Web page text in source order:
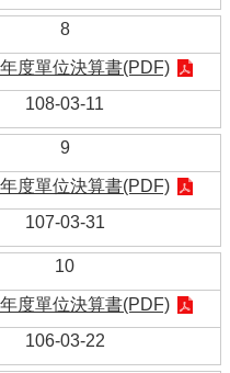
8
度單位決算書(PDF)
108-03-11
9
度單位決算書(PDF)
107-03-31
10
度單位決算書(PDF)
106-03-22